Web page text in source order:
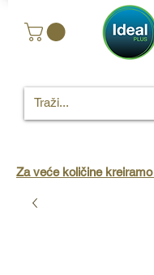
Za veće količine